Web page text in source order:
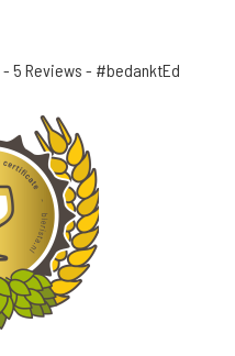
- 5 Reviews - #bedanktEd